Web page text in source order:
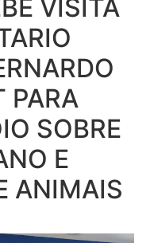
VISITA
PARA
SOBRE
E
ANIMAIS